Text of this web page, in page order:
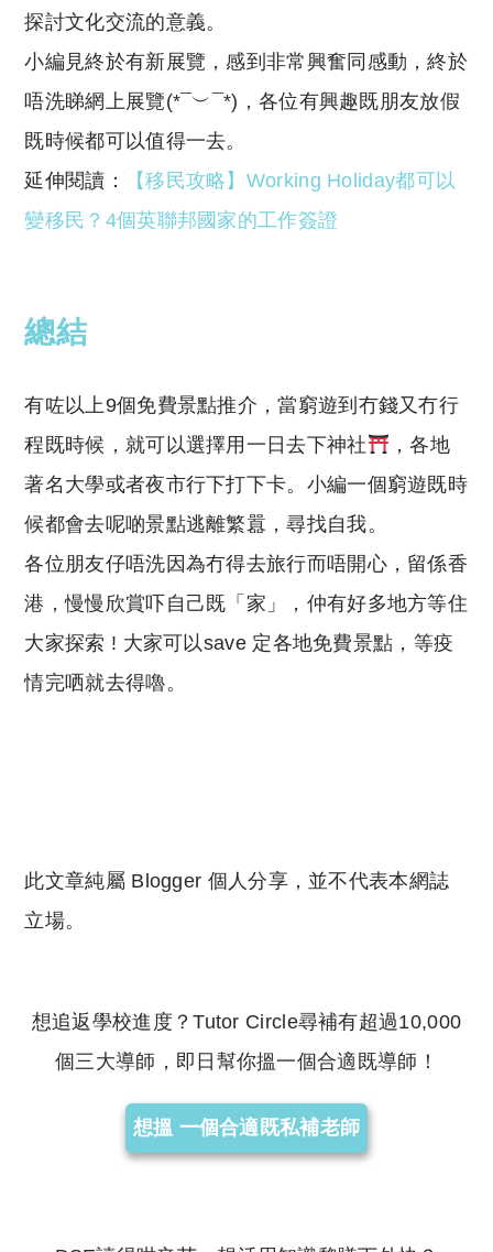
探討文化交流的意義。
小編見終於有新展覽，感到非常興奮同感動，終於
唔洗睇網上展覽(*¯︶¯*)，各位有興趣既朋友放假
既時候都可以值得一去。
延伸閱讀：
【移民攻略】Working Holiday都可以
變移民？4個英聯邦國家的工作簽證
總結
有咗以上9個免費景點推介，當窮遊到冇錢又冇行
程既時候，就可以選擇用一日去下神社
，各地
著名大學或者夜市行下打下卡。小編一個窮遊既時
候都會去呢啲景點逃離繁囂，尋找自我。
各位朋友仔唔洗因為冇得去旅行而唔開心，留係香
港，慢慢欣賞吓自己既「家」，仲有好多地方等住
大家探索 ! 大家可以save 定各地免費景點，等疫
情完哂就去得嚕。
此文章純屬 Blogger 個人分享，並不代表本網誌
立場。
想追返學校進度？Tutor Circle尋補有超過10,000
個三大導師，即日幫你搵一個合適既導師！
想搵 一個合適既私補老師